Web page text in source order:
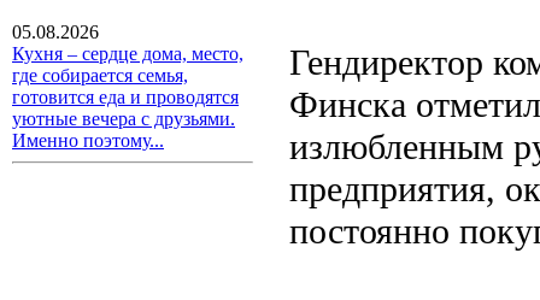
05.08.2026
Кухня – сердце дома, место,
где собирается семья,
готовится еда и проводятся
уютные вечера с друзьями.
Именно поэтому...
Гендиректор
Финска
излюбленным
предприятия,
постоянно